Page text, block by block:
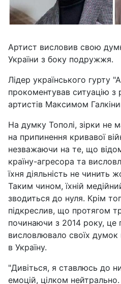
Артист висловив свою
України з боку подружжя.
Лідер українського гурту
прокоментував ситуацію
артистів Максимом
На думку Тополі, зірки не
на припинення кривавої
незважаючи на те, що
країну-агресора та
їхня діяльність не чинить
Таким чином, їхній
зводиться до нуля. Крім
підкреслив, що протягом
починаючи з 2014 року, це
висловлювало своїх думок
в Україну.
"Дивіться, я ставлюсь до
емоцій, цілком